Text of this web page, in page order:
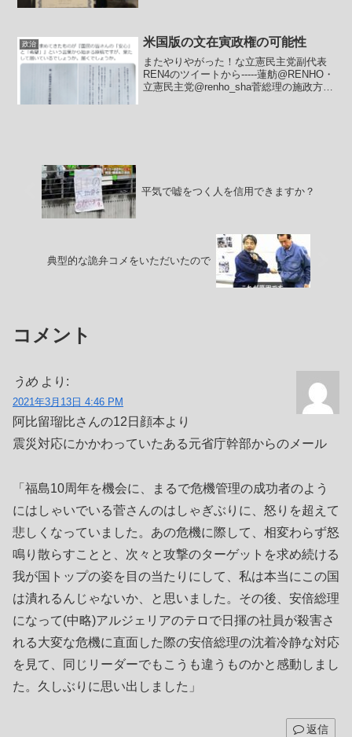
フジテレビの長島理紗と...
政治 米国版の文在寅政権の可能性
またやりやがった！な立憲民主党副代表
REN4のツイートから-----蓮舫@RENHO・
立憲民主党@renho_sha菅総理の施政方針
平気で嘘をつく人を信用できますか？
典型的な詭弁コメをいただいたので
コメント
うめ より:
2021年3月13日 4:46 PM
阿比留瑠比さんの12日顔本より
震災対応にかかわっていたある元省庁幹部からのメール
「福島10周年を機会に、まるで危機管理の成功者のよう
にはしゃいでいる菅さんのはしゃぎぶりに、怒りを超えて
悲しくなっていました。あの危機に際して、相変わらず怒
鳴り散らすことと、次々と攻撃のターゲットを求め続ける
我が国トップの姿を目の当たりにして、私は本当にこの国
は潰れるんじゃないか、と思いました。その後、安倍総理
になって(中略)アルジェリアのテロで日揮の社員が殺害さ
れる大変な危機に直面した際の安倍総理の沈着冷静な対応
を見て、同じリーダーでもこうも違うものかと感動しまし
た。久しぶりに思い出しました」
返信